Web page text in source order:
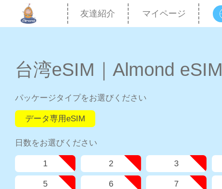
友達紹介 マイページ
台湾eSIM｜Almond eSIM
パッケージタイプをお選びください
データ専用eSIM
日数をお選びください
1 2 3
5 6 7